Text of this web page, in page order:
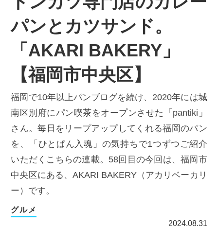
パンとカツサンド。
「AKARI BAKERY」
【福岡市中央区】
福岡で10年以上パンブログを続け、2020年には城
南区別府にパン喫茶をオープンさせた「pantiki」
さん。毎日をリープアップしてくれる福岡のパン
を、「ひとぱん入魂」の気持ちで1つずつご紹介
いただくこちらの連載。58回目の今回は、福岡市
中央区にある、AKARI BAKERY（アカリベーカリ
ー）です。
グルメ
2024.08.31